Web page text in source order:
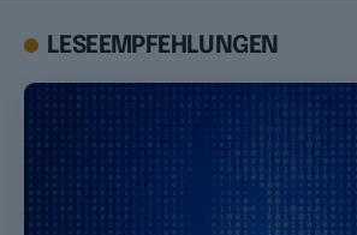
LESEEMPFEHLUNGEN